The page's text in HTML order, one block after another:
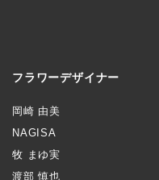
フラワーデザイナー
岡崎 由美
NAGISA
牧 まゆ実
渡部 慎也